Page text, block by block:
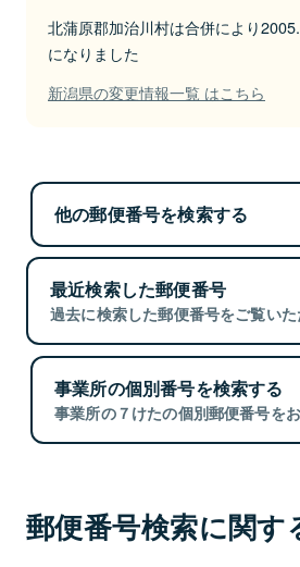
北蒲原郡加治川村は合併により
になりました
新潟県の変更情報一覧 はこちら
他の郵便番号を検索する
最近検索した郵便番号
過去に検索した郵便番号をご覧いた
事業所の個別番号を検索する
事業所の７けたの個別郵便番号をお
郵便番号検索に関す